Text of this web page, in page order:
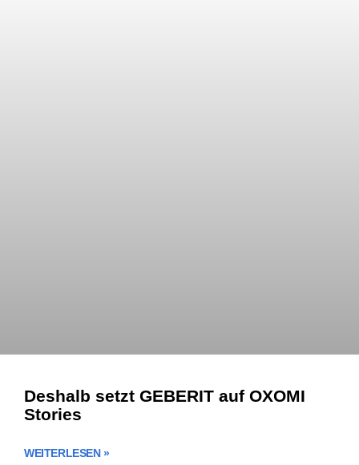
Deshalb setzt GEBERIT auf OXOMI
Stories
WEITERLESEN »